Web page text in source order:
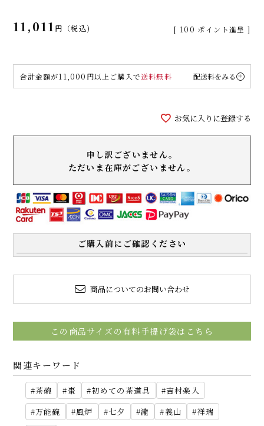
11,011 税込 [ 100 ポイント進呈 ]
合計金額が11,000円以上ご購入で送料無料 配送料をみる
お気に入りに登録する
申し訳ございません。
ただいま在庫がございません。
ご購入前にご確認ください
商品についてのお問い合わせ
この商品サイズの有料手提げ袋はこちら
関連キーワード
茶碗 棗 初めての茶道具
吉村楽入
万能碗
風炉 七夕 瀧 義山
祥瑞